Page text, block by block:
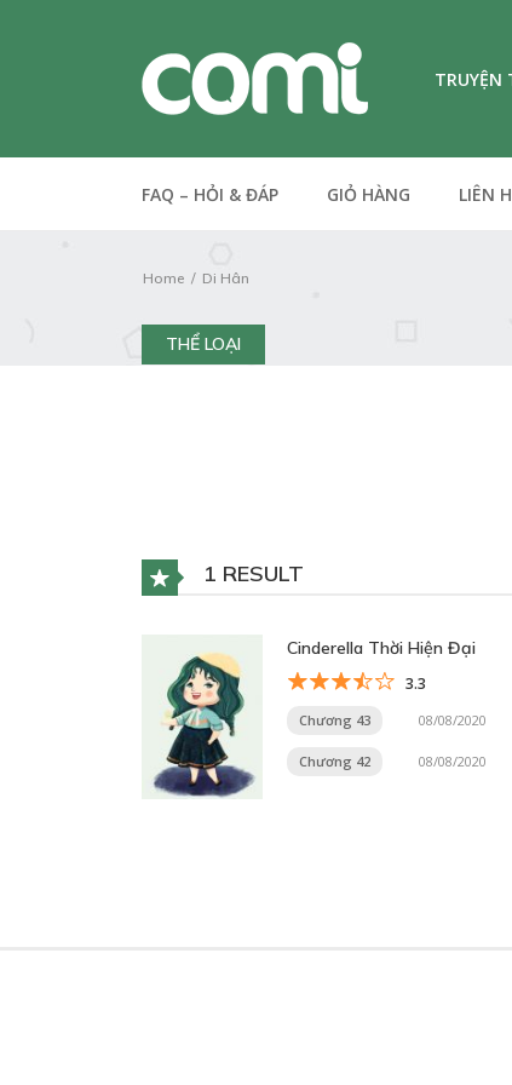
TRUYỆN
FAQ – HỎI & ĐÁP GIỎ HÀNG LIÊN
Home Di Hân
THỂ LOẠI
1 RESULT
Cinderella Thời Hiện Đại
3.3
Chương 43 08/08/2020
Chương 42 08/08/2020